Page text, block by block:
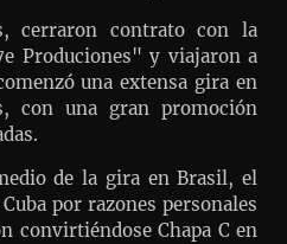
cerraron contrato con la
Produciones" y viajaron a
una extensa gira en
con una gran promoción
de la gira en Brasil, el
por razones personales
convirtiéndose Chapa C en